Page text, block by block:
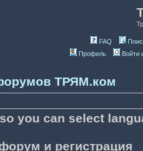
FAQ
Профиль
Войти
ТРЯМ.ком
you can select
и регистрация